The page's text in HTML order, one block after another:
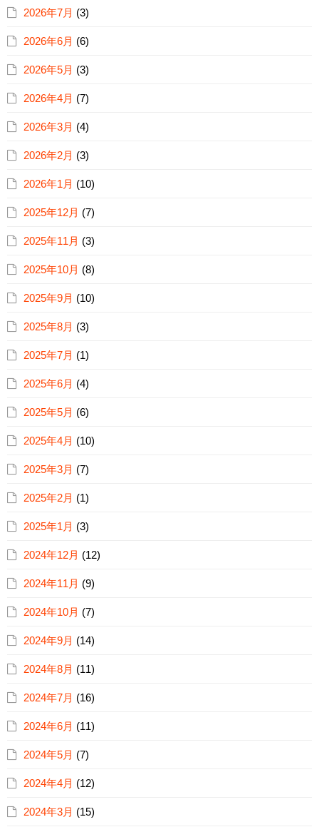
2026年7月 (3)
2026年6月 (6)
2026年5月 (3)
2026年4月 (7)
2026年3月 (4)
2026年2月 (3)
2026年1月 (10)
2025年12月 (7)
2025年11月 (3)
2025年10月 (8)
2025年9月 (10)
2025年8月 (3)
2025年7月 (1)
2025年6月 (4)
2025年5月 (6)
2025年4月 (10)
2025年3月 (7)
2025年2月 (1)
2025年1月 (3)
2024年12月 (12)
2024年11月 (9)
2024年10月 (7)
2024年9月 (14)
2024年8月 (11)
2024年7月 (16)
2024年6月 (11)
2024年5月 (7)
2024年4月 (12)
2024年3月 (15)